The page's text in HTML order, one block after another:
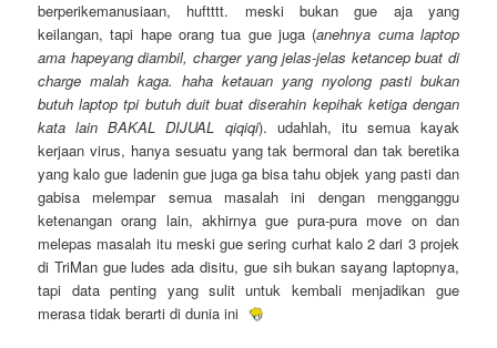
berperikemanusiaan, huftttt. meski bukan gue aja yang
keilangan, tapi hape orang tua gue juga (anehnya cuma laptop
ama hapeyang diambil, charger yang jelas-jelas ketancep buat di
charge malah kaga. haha ketauan yang nyolong pasti bukan
butuh laptop tpi butuh duit buat diserahin kepihak ketiga dengan
kata lain BAKAL DIJUAL qiqiqi). udahlah, itu semua kayak
kerjaan virus, hanya sesuatu yang tak bermoral dan tak beretika
yang kalo gue ladenin gue juga ga bisa tahu objek yang pasti dan
gabisa melempar semua masalah ini dengan mengganggu
ketenangan orang lain, akhirnya gue pura-pura move on dan
melepas masalah itu meski gue sering curhat kalo 2 dari 3 projek
di TriMan gue ludes ada disitu, gue sih bukan sayang laptopnya,
tapi data penting yang sulit untuk kembali menjadikan gue
merasa tidak berarti di dunia ini